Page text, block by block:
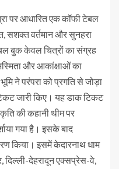
पर आधारित एक कॉफी टेबल
सशक्त वर्तमान और सुनहरा
बुक केवल चित्रों का संग्रह
और आकांक्षाओं का
ने परंपरा को प्रगति से जोड़ा
जारी किए। यह डाक टिकट
की कहानी थीम पर
गया है। इसके बाद
किया। इसमें केदारनाथ धाम
दिल्ली-देहरादून एक्सप्रेस-वे,